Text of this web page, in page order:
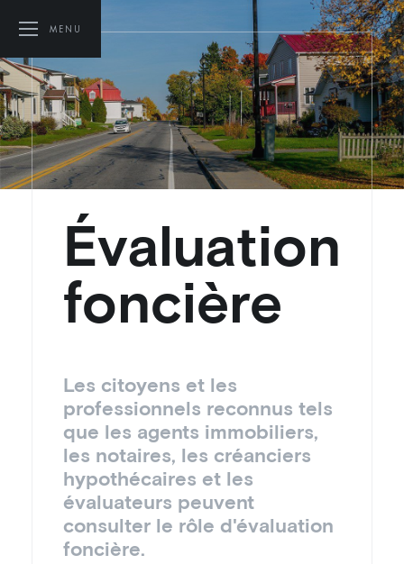
MENU
Évaluation
foncière
Les citoyens et les
professionnels reconnus tels
que les agents immobiliers,
les notaires, les créanciers
hypothécaires et les
évaluateurs peuvent
consulter le rôle d'évaluation
foncière.